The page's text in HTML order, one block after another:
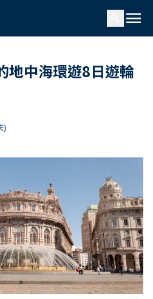
menu
地中海環遊8日遊輪
)